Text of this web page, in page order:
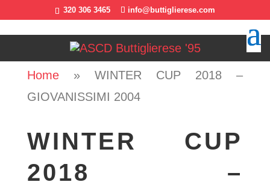
320 306 3465 info@buttiglierese.com
Home» WINTER CUP 2018 –
GIOVANISSIMI 2004
WINTER CUP
2018 –